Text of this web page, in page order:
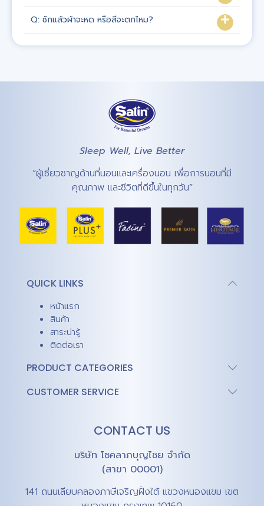
Q: ซักแล้วผ้าจะหด หรือสีจะตกไหม?
Sleep Well, Live Better
“ผู้เชี่ยวชาญด้านที่นอนและเครื่องนอน เพื่อการนอนที่มี
คุณภาพ และชีวิตที่ดีขึ้นในทุกวัน”
QUICK LINKS
หน้าแรก
สินค้า
สาระน่ารู้
ติดต่อเรา
PRODUCT CATEGORIES
CUSTOMER SERVICE
CONTACT US
บริษัท โชคลาภบุญไชย จำกัด
(สาขา 00001)
141 ถนนเลียบคลองภาษีเจริญฝั่งใต้ แขวงหนองแขม เขต